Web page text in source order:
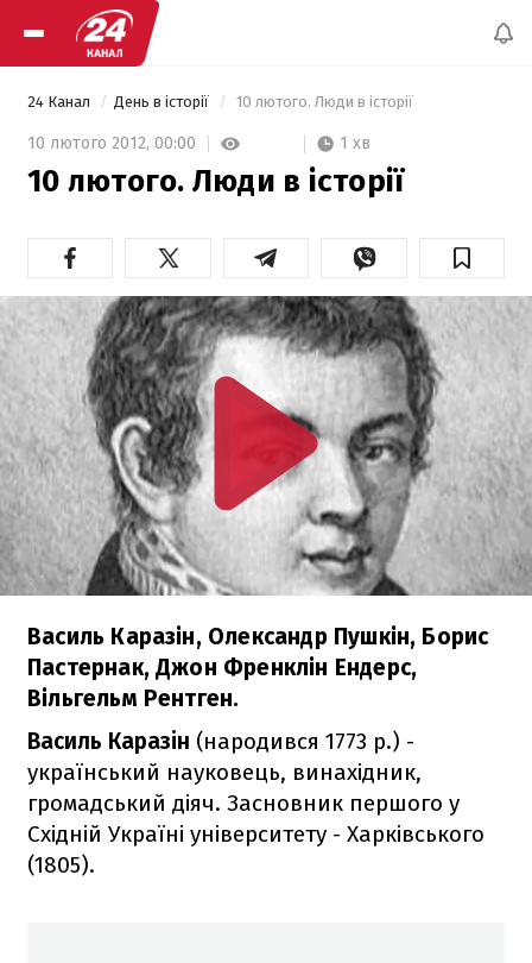
24 Канал День в історії 10 лютого. Люди в історії
10 лютого 2012, 00:00 1 хв
10 лютого. Люди в історії
Василь Каразін, Олександр Пушкін, Борис
Пастернак, Джон Френклін Ендерс,
Вільгельм Рентген.
Василь Каразін (народився 1773 р.) -
український науковець, винахідник,
громадський діяч. Засновник першого у
Східній Україні університету - Харківського
(1805).